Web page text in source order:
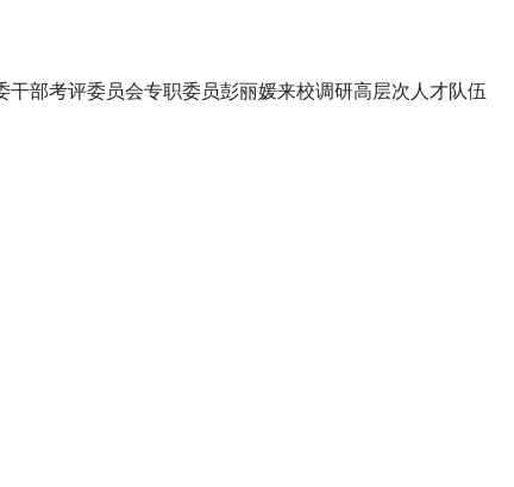
部考评委员会专职委员彭丽媛来校调研高层次人才队伍